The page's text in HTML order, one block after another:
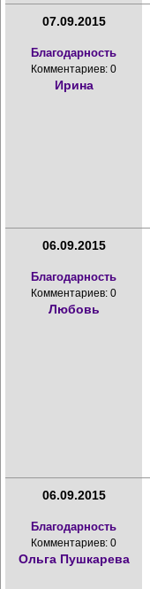
07.09.2015
Благодарность
Комментариев: 0
Ирина
06.09.2015
Благодарность
Комментариев: 0
Любовь
06.09.2015
Благодарность
Комментариев: 0
Ольга Пушкарева